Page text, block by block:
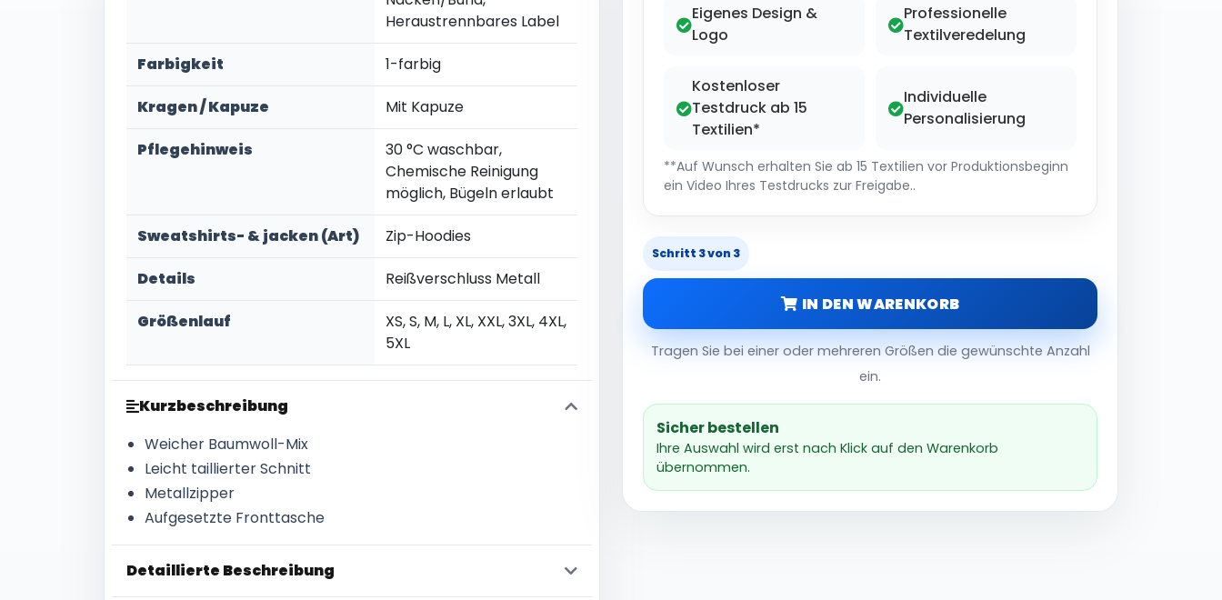
Heraustrennbares Label
Farbigkeit 1-farbig
Kragen / Kapuze Mit Kapuze
Pflegehinweis
30 °C waschbar,
Chemische Reinigung
möglich, Bügeln erlaubt
Sweatshirts- & jacken (Art) Zip-Hoodies
Details Reißverschluss Metall
Größenlauf
XS, S, M, L, XL, XXL, 3XL, 4XL,
5XL
Kurzbeschreibung
Weicher Baumwoll-Mix
Leicht taillierter Schnitt
Metallzipper
Aufgesetzte Fronttasche
Detaillierte Beschreibung
Eigenes Design &
Logo
Professionelle
Textilveredelung
Kostenloser
Testdruck ab 15
Textilien*
Individuelle
Personalisierung
**Auf Wunsch erhalten Sie ab 15 Textilien vor Produktionsbeginn
ein Video Ihres Testdrucks zur Freigabe..
Schritt 3 von 3
IN DEN WARENKORB
Tragen Sie bei einer oder mehreren Größen die gewünschte Anzahl
ein.
Sicher bestellen
Ihre Auswahl wird erst nach Klick auf den Warenkorb
übernommen.